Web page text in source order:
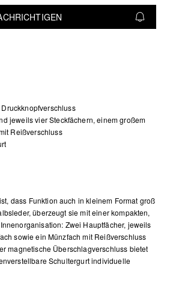
jeweils vier Steckfächern, einem großem
Reißverschluss
dass Funktion auch in kleinem Format groß
überzeugt sie mit einer kompakten,
Zwei Hauptfächer, jeweils
sowie ein Münzfach mit Reißverschluss
magnetische Überschlagverschluss bietet
Schultergurt individuelle